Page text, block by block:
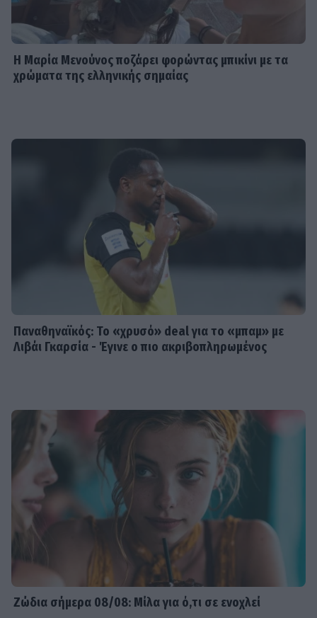
Η Μαρία Μενούνος ποζάρει φορώντας μπικίνι με τα
χρώματα της ελληνικής σημαίας
Παναθηναϊκός: Το «χρυσό» deal για το «μπαμ» με
Λιβάι Γκαρσία - Έγινε ο πιο ακριβοπληρωμένος
Ζώδια σήμερα 08/08: Μίλα για ό,τι σε ενοχλεί